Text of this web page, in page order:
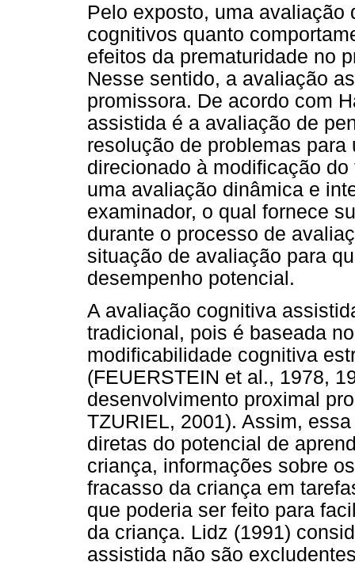
Pelo exposto, uma avaliação
cognitivos quanto
efeitos da prematuridade no
Nesse sentido, a avaliação
promissora. De acordo com
assistida é a avaliação de
resolução de problemas
direcionado à modificação
uma avaliação dinâmica e
examinador, o qual fornece
durante o processo de
situação de avaliação para
desempenho potencial.
A avaliação cognitiva
tradicional, pois é baseada
modificabilidade cognitiva
(FEUERSTEIN et al., 1978,
desenvolvimento proximal
TZURIEL, 2001). Assim,
diretas do potencial de
criança, informações sobre
fracasso da criança em
que poderia ser feito para
da criança. Lidz (1991)
assistida não são